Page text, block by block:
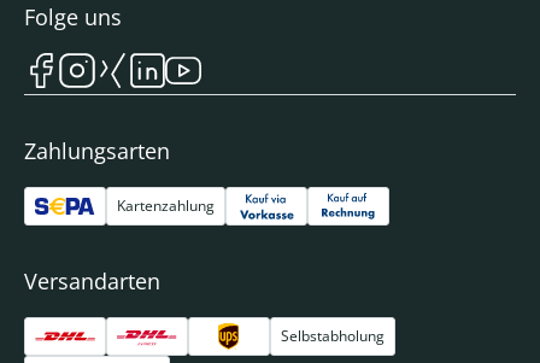
Zahlungsarten
Kartenzahlung
Versandarten
Selbstabholung
Folge uns